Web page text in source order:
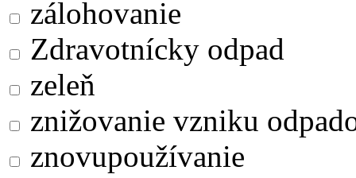
zálohovanie
Zdravotnícky odpad
zeleň
znižovanie vzniku
znovupoužívanie